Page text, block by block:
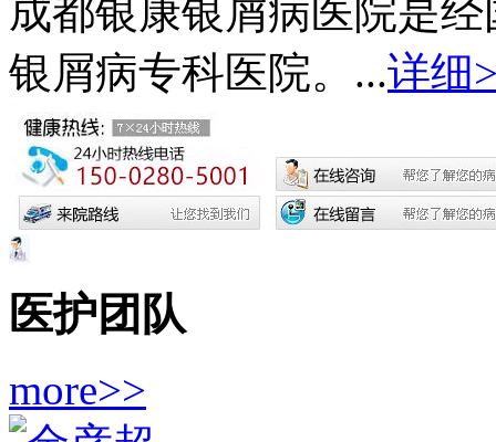
成都银康银屑病医院是
银屑病专科医院。...详细
医护团队
more>>